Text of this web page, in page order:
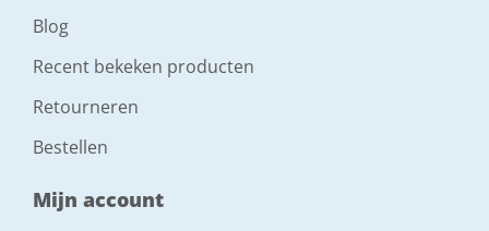
Blog
Recent bekeken producten
Retourneren
Bestellen
Mijn account